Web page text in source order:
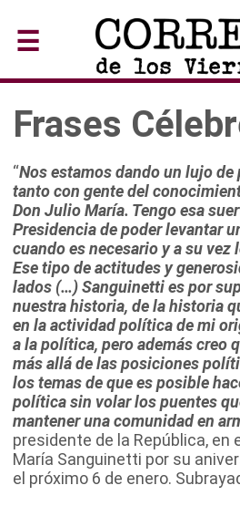
☰
Frases
“Nos estamos dando un lujo de
tanto con gente del
Don Julio María. Tengo esa
Presidencia de poder levantar
cuando es necesario y a su vez
Ese tipo de actitudes y
lados (…) Sanguinetti es por
nuestra historia, de la historia
en la actividad política de mi
a la política, pero además creo
más allá de las posiciones
los temas de que es posible
política sin volar los puentes
mantener una comunidad en
presidente de la República, en
María Sanguinetti por su
el próximo 6 de enero.